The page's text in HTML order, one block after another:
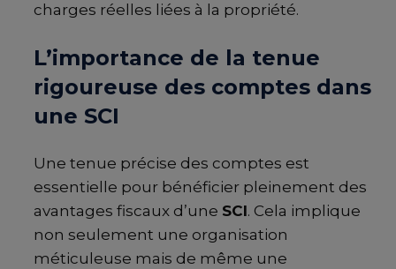
charges réelles liées à la propriété.
L’importance de la tenue
rigoureuse des comptes dans
une SCI
Une tenue précise des comptes est
essentielle pour bénéficier pleinement des
avantages fiscaux d’une SCI. Cela implique
non seulement une organisation
méticuleuse mais de même une